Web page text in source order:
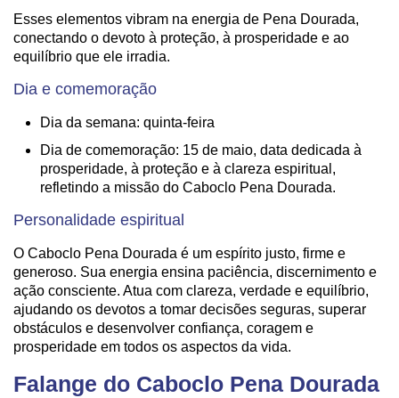
Esses elementos vibram na energia de Pena Dourada,
conectando o devoto à proteção, à prosperidade e ao
equilíbrio que ele irradia.
Dia e comemoração
Dia da semana: quinta-feira
Dia de comemoração: 15 de maio, data dedicada à
prosperidade, à proteção e à clareza espiritual,
refletindo a missão do Caboclo Pena Dourada.
Personalidade espiritual
O Caboclo Pena Dourada é um espírito justo, firme e
generoso. Sua energia ensina paciência, discernimento e
ação consciente. Atua com clareza, verdade e equilíbrio,
ajudando os devotos a tomar decisões seguras, superar
obstáculos e desenvolver confiança, coragem e
prosperidade em todos os aspectos da vida.
Falange do Caboclo Pena Dourada